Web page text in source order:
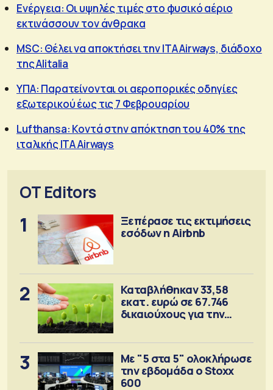
Ενέργεια: Οι υψηλές τιμές στο φυσικό αέριο
εκτινάσσουν τον άνθρακα
MSC: Θέλει να αποκτήσει την ITA Airways, διάδοχο
της Alitalia
ΥΠΑ: Παρατείνονται οι αεροπορικές οδηγίες
εξωτερικού έως τις 7 Φεβρουαρίου
Lufthansa: Κοντά στην απόκτηση του 40% της
ιταλικής ITA Airways
OT Editors
1
Ξεπέρασε τις εκτιμήσεις
εσόδων η Airbnb
2
Καταβλήθηκαν 33,58
εκατ. ευρώ σε 67.746
δικαιούχους για την
3
Με "5 στα 5" ολοκλήρωσε
την εβδομάδα ο Stoxx
600